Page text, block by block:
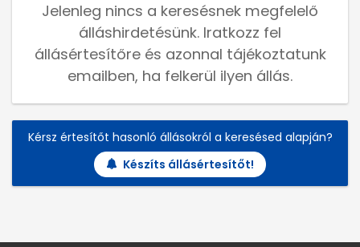
Jelenleg nincs a keresésnek megfelelő
álláshirdetésünk. Iratkozz fel
állásértesítőre és azonnal tájékoztatunk
emailben, ha felkerül ilyen állás.
Kérsz értesítőt hasonló állásokról a keresésed alapján?
Készíts állásértesítőt!